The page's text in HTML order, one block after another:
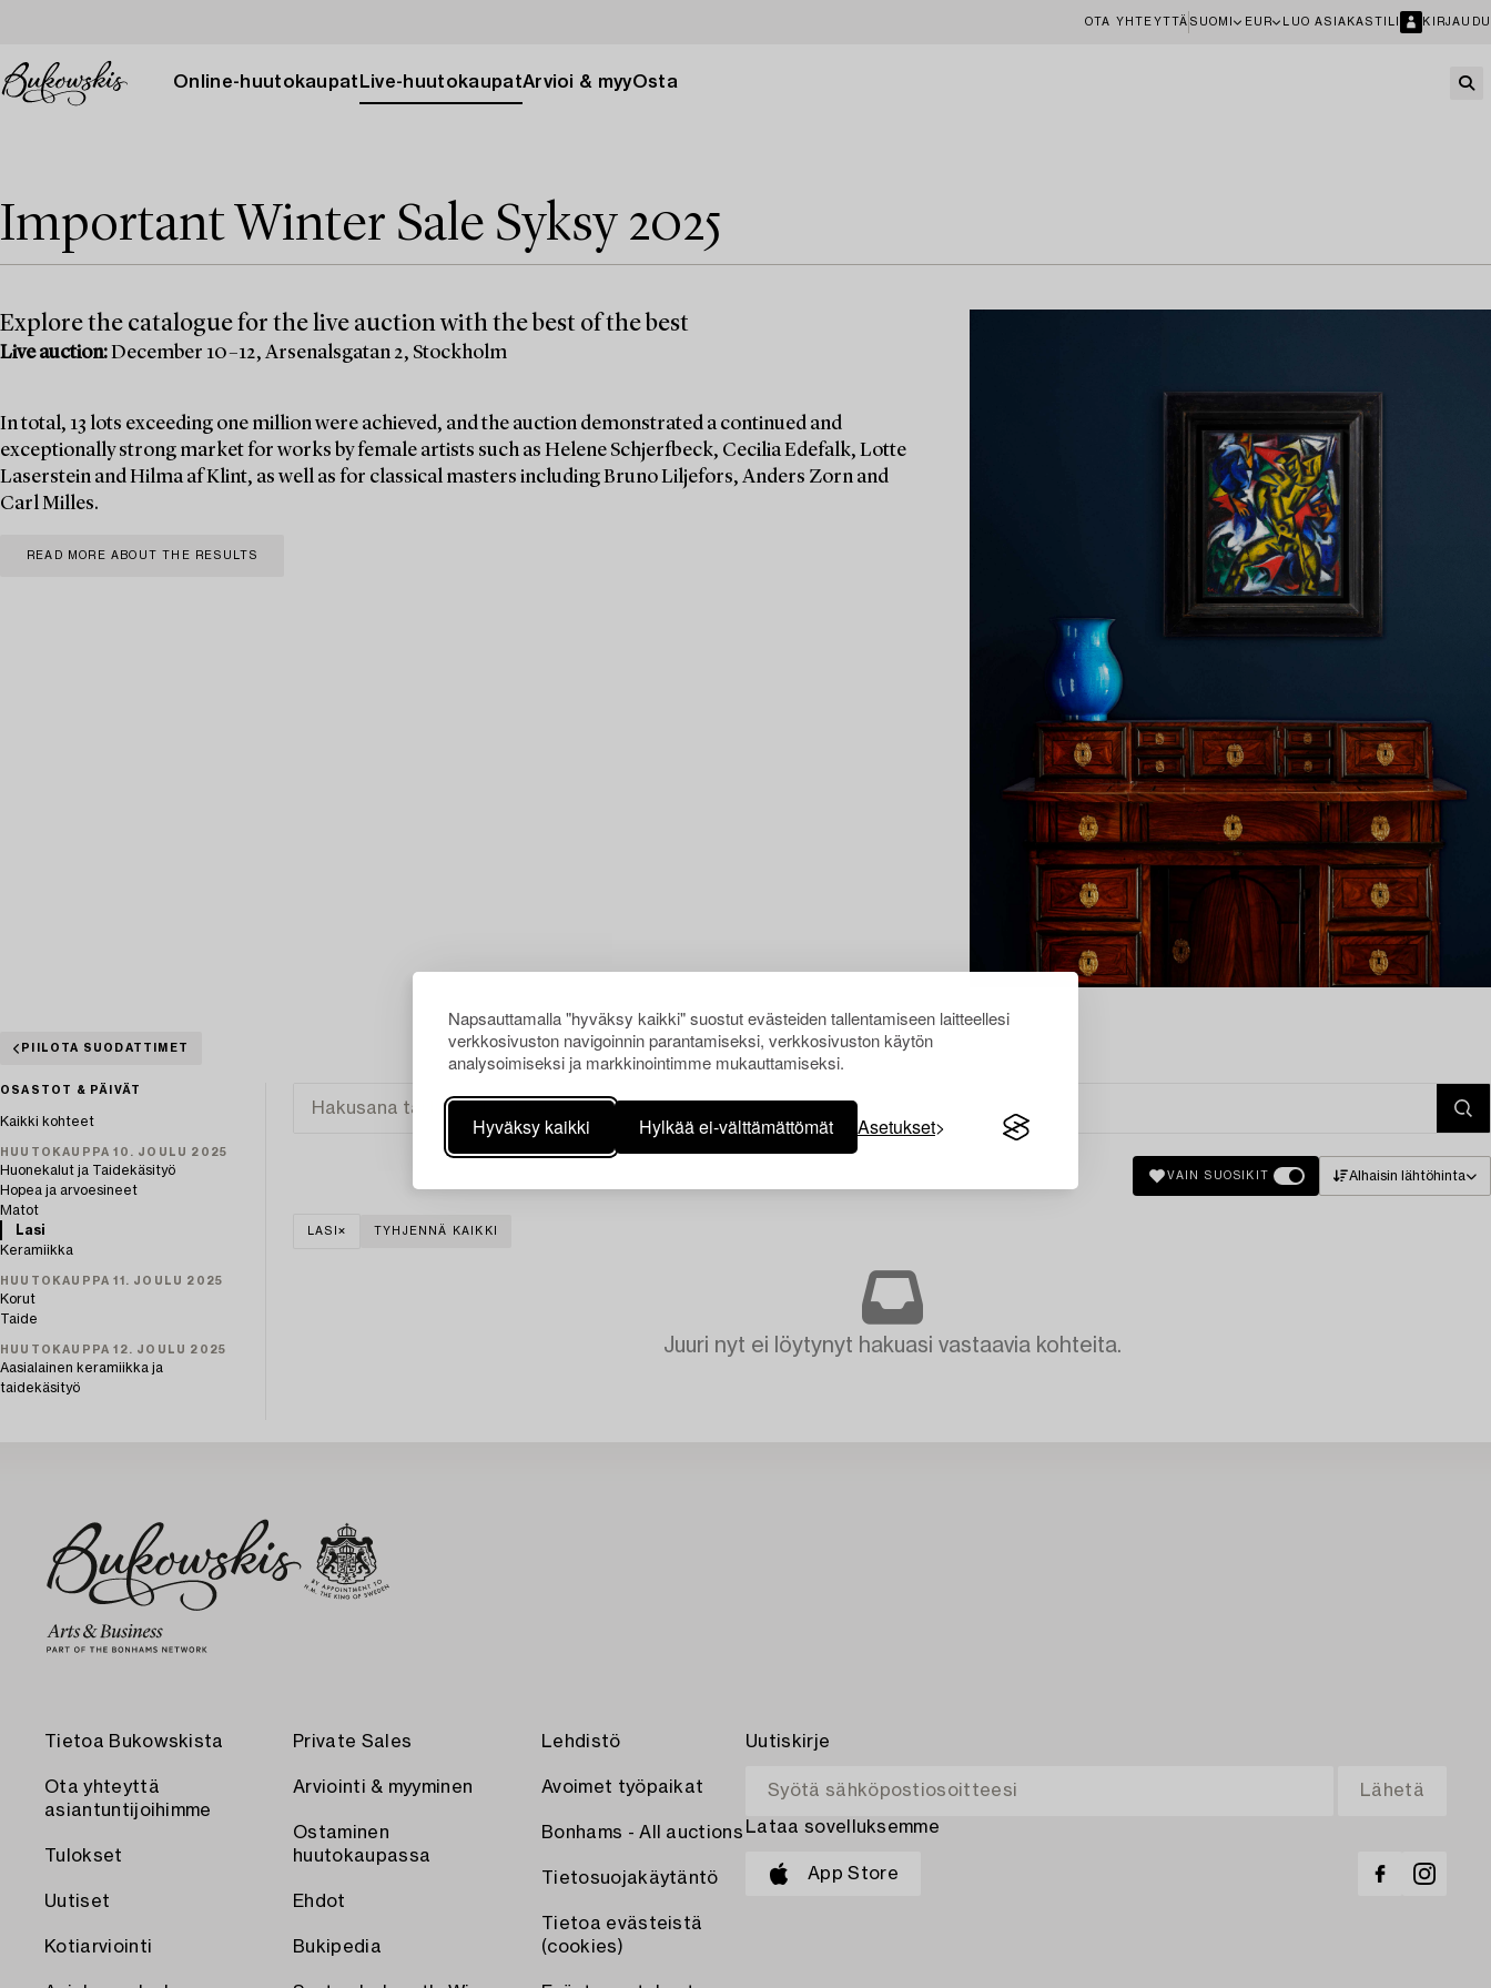
Napsauttamalla "hyväksy kaikki" suostut evästeiden tallentamiseen laitteellesi
verkkosivuston navigoinnin parantamiseksi, verkkosivuston käytön
analysoimiseksi ja markkinointimme mukauttamiseksi.
Hyväksy kaikki Hylkää ei-välttämättömät Asetukset
OTA YHTEYTTÄ SUOMI EUR LUO ASIAKASTILI KIRJAUDU
Online-huutokaupat Live-huutokaupatArvioi & myyOsta
Important Winter Sale Syksy 2025
Explore the catalogue for the live auction with the best of the best
Live auction:December 10–12, Arsenalsgatan 2, Stockholm
In total, 13 lots exceeding one million were achieved, and the auction demonstrated a continued and
exceptionally strong market for works by female artists such as Helene Schjerfbeck, Cecilia Edefalk, Lotte
Laserstein and Hilma af Klint, as well as for classical masters including Bruno Liljefors, Anders Zorn and
Carl Milles.
READ MORE ABOUT THE RESULTS
PIILOTA SUODATTIMET
OSASTOT & PÄIVÄT
Kaikki kohteet
HUUTOKAUPPA 10. JOULU 2025
Huonekalut ja Taidekäsityö
Hopea ja arvoesineet
Matot
Lasi
Keramiikka
HUUTOKAUPPA 11. JOULU 2025
Korut
Taide
HUUTOKAUPPA 12. JOULU 2025
Aasialainen keramiikka ja
taidekäsityö
VAIN SUOSIKIT Alhaisin lähtöhinta
LASI TYHJENNÄ KAIKKI
Juuri nyt ei löytynyt hakuasi vastaavia kohteita.
Tietoa Bukowskista
Ota yhteyttä
asiantuntijoihimme
Tulokset
Uutiset
Kotiarviointi
Private Sales
Arviointi & myyminen
Ostaminen
huutokaupassa
Ehdot
Bukipedia
Lehdistö
Avoimet työpaikat
Bonhams - All auctions
Tietosuojakäytäntö
Tietoa evästeistä
(cookies)
Uutiskirje
Lataa sovelluksemme
App Store